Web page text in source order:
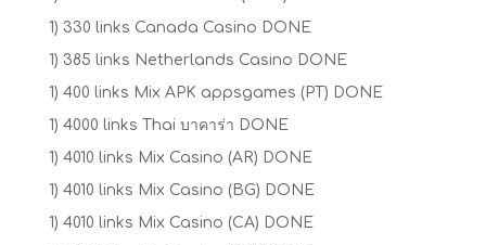
1) 330 links Canada Casino DONE
1) 385 links Netherlands Casino DONE
1) 400 links Mix APK appsgames (PT) DONE
1) 4000 links Thai บาคาร่า DONE
1) 4010 links Mix Casino (AR) DONE
1) 4010 links Mix Casino (BG) DONE
1) 4010 links Mix Casino (CA) DONE